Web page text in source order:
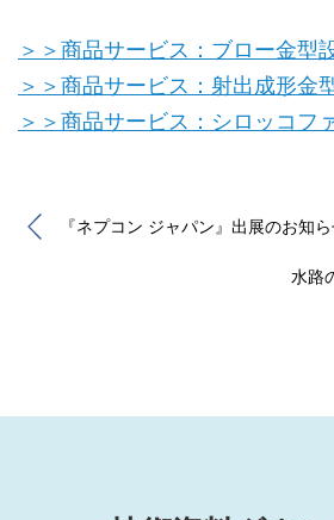
＞＞商品サービス：ブロー金型
＞＞商品サービス：射出成形金
＞＞商品サービス：シロッコフ
『ネプコン ジャパン』出展のお知
水路